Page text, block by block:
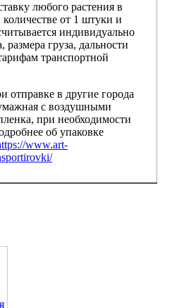
любого растения в
от 1 штуки и
индивидуально
размера груза, дальности
транспортной
отправке в другие города
с воздушными
при необходимости
об упаковке
www.art-